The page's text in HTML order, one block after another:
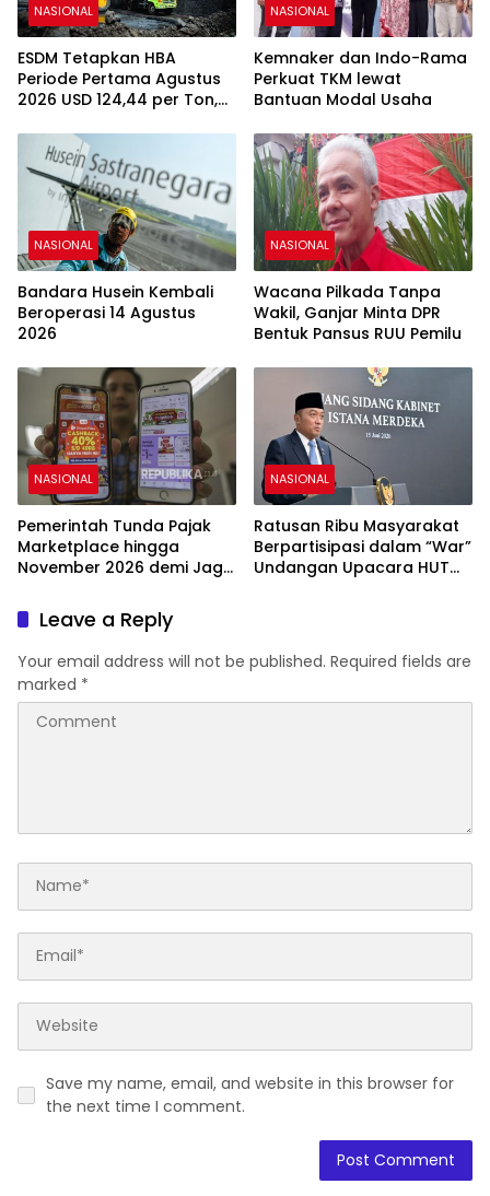
NASIONAL
ESDM Tetapkan HBA
Periode Pertama Agustus
2026 USD 124,44 per Ton,
NASIONAL
Kemnaker dan Indo-Rama
Perkuat TKM lewat
Bantuan Modal Usaha
NASIONAL
Bandara Husein Kembali
Beroperasi 14 Agustus
2026
NASIONAL
Wacana Pilkada Tanpa
Wakil, Ganjar Minta DPR
Bentuk Pansus RUU Pemilu
NASIONAL
Pemerintah Tunda Pajak
Marketplace hingga
November 2026 demi Jaga
NASIONAL
Ratusan Ribu Masyarakat
Berpartisipasi dalam “War”
Undangan Upacara HUT
Leave a Reply
Your email address will not be published. Required fields are
marked *
Save my name, email, and website in this browser for
the next time I comment.